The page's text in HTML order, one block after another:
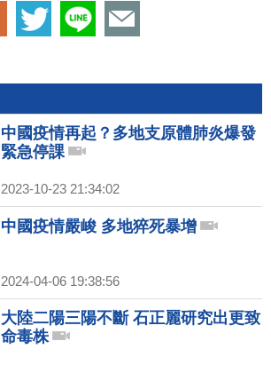
中國疫情再起？多地支原體肺炎爆發
緊急停課
2023-10-23 21:34:02
中國疫情嚴峻 多地猝死暴增
2024-04-06 19:38:56
大陸二陽三陽不斷 石正麗研究出更致
命毒株